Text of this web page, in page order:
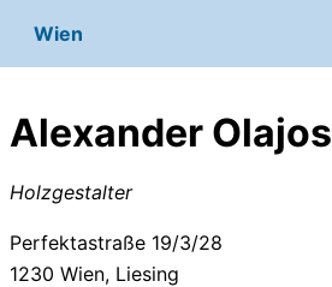
Wien
Alexander Olajos
Holzgestalter
Perfektastraße 19/3/28
1230 Wien, Liesing